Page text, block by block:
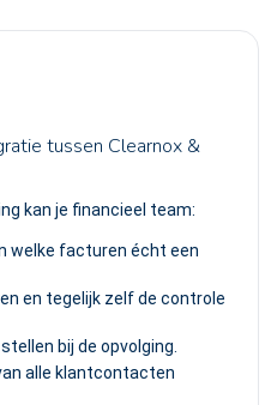
tussen Clearnox &
kan je financieel team:
welke facturen écht een
en tegelijk zelf de controle
bij de opvolging.
alle klantcontacten